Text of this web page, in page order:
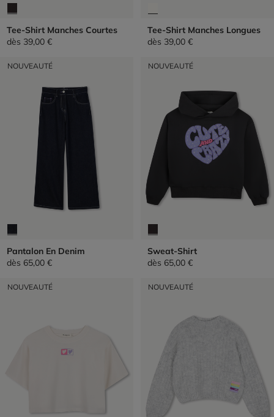
Tee-Shirt Manches Courtes
dès 39,00 €
Tee-Shirt Manches Longues
dès 39,00 €
NOUVEAUTÉ
Pantalon En Denim
dès 65,00 €
NOUVEAUTÉ
Sweat-Shirt
dès 65,00 €
NOUVEAUTÉ NOUVEAUTÉ